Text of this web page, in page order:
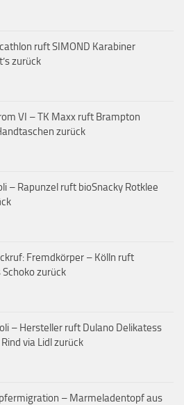
ruft SIMOND Karabiner
zurück
VI – TK Maxx ruft Brampton
zurück
– Rapunzel ruft bioSnacky Rotklee
Fremdkörper – Kölln ruft
zurück
– Hersteller ruft Dulano Delikatess
via Lidl zurück
– Marmeladentopf aus